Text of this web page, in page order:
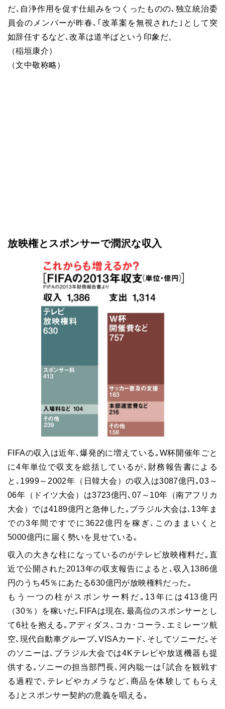
だ､自浄作用を促す仕組みをつくったものの､独立統治委
員会のメンバーが昨春､｢改革案を無視された｣として突
如辞任するなど､改革は道半ばという印象だ。
（稲垣康介）
（文中敬称略）
放映権とスポンサーで潤沢な収入
FIFAの収入は近年､爆発的に増えている｡W杯開催年ごと
に4年単位で収支を総括しているが､財務報告書による
と､1999～2002年（日韓大会）の収入は3087億円｡03～
06年（ドイツ大会）は3723億円､07～10年（南アフリカ
大会）では4189億円と急伸した｡ブラジル大会は､13年ま
での3年間ですでに3622億円を稼ぎ､このままいくと
5000億円に届く勢いを見せている｡
収入の大きな柱になっているのがテレビ放映権料だ｡直
近で公開された2013年の収支報告によると､収入1386億
円のうち45％にあたる630億円が放映権料だった｡
もう一つの柱がスポンサー料だ｡13年には413億円
（30％）を稼いだ｡FIFAは現在､最高位のスポンサーとし
て6社を抱える｡アディダス､コカ･コーラ､エミレーツ航
空､現代自動車グループ､VISAカード､そしてソニーだ｡そ
のソニーは､ブラジル大会では4Kテレビや放送機器も提
供する｡ソニーの担当部門長､河内聡一は｢試合を観戦す
る過程で､テレビやカメラなど､商品を体験してもらえ
る｣とスポンサー契約の意義を唱える｡